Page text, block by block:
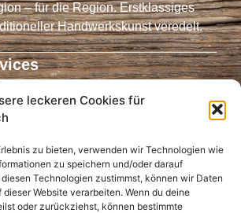
leckeren Cookies für
zu bieten, verwenden wir Technologien wie
zu speichern und/oder darauf
Technologien zustimmst, können wir Daten
Website verarbeiten. Wenn du deine
oder zurückziehst, können bestimmte
– für die Region. Erstklassiges
Handwerkskunst veredelt.